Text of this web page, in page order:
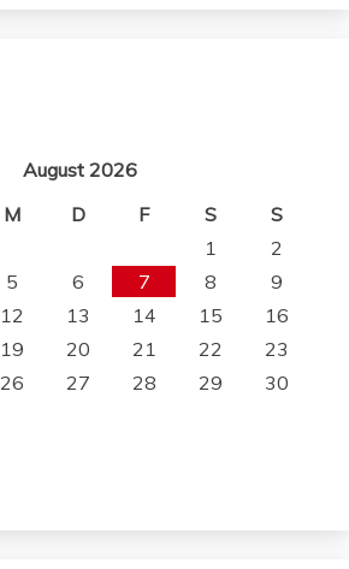
August 2026
M D F S
S
1
2
5 6 7 8
9
12 13 14 15
16
19 20 21 22
23
26 27 28 29
30